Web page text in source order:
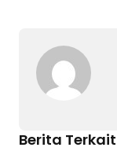
Berita Terkait